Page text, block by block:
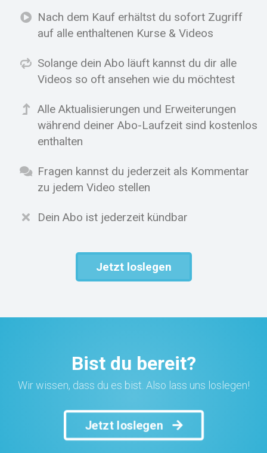
Nach dem Kauf erhältst du sofort Zugriff
auf alle enthaltenen Kurse & Videos
Solange dein Abo läuft kannst du dir alle
Videos so oft ansehen wie du möchtest
Alle Aktualisierungen und Erweiterungen
während deiner Abo-Laufzeit sind kostenlos
enthalten
Fragen kannst du jederzeit als Kommentar
zu jedem Video stellen
Dein Abo ist jederzeit kündbar
Jetzt loslegen
Bist du bereit?
Wir wissen, dass du es bist. Also lass uns loslegen!
Jetzt loslegen